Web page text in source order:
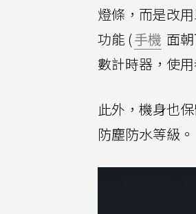
燈條，而是改
功能 (手機 面
數計時器，使
此外，機身也
防塵防水等級。